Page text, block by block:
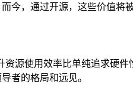
今，通过开源，这些价值将
源使用效率比单纯追求硬件
者的格局和远见。